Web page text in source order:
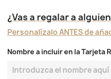
¿Vas a regalar a
Personalízalo ANTES de
Nombre a incluir en la Tarjeta